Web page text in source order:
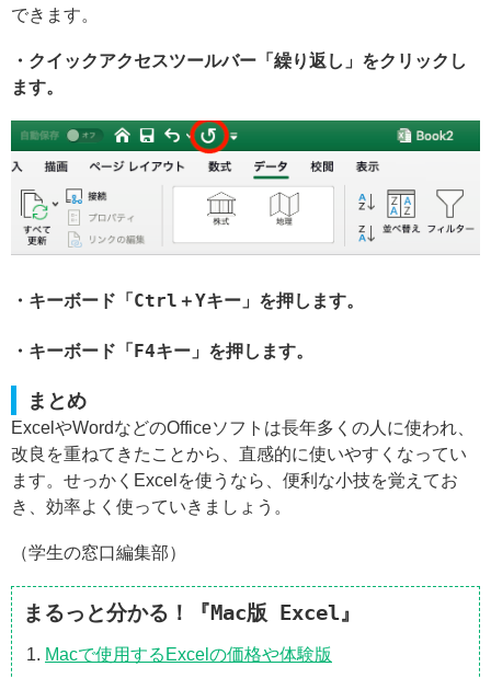
できます。
・クイックアクセスツールバー「繰り返し」をクリックし
ます。
・キーボード「Ctrl＋Yキー」を押します。
・キーボード「F4キー」を押します。
まとめ
ExcelやWordなどのOfficeソフトは長年多くの人に使われ、
改良を重ねてきたことから、直感的に使いやすくなってい
ます。せっかくExcelを使うなら、便利な小技を覚えてお
き、効率よく使っていきましょう。
（学生の窓口編集部）
まるっと分かる！『Mac版 Excel』
Macで使用するExcelの価格や体験版